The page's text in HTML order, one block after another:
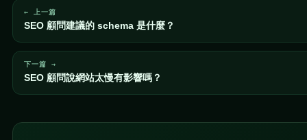
← 上一篇
SEO 顧問建議的 schema 是什麼？
下一篇 →
SEO 顧問說網站太慢有影響嗎？